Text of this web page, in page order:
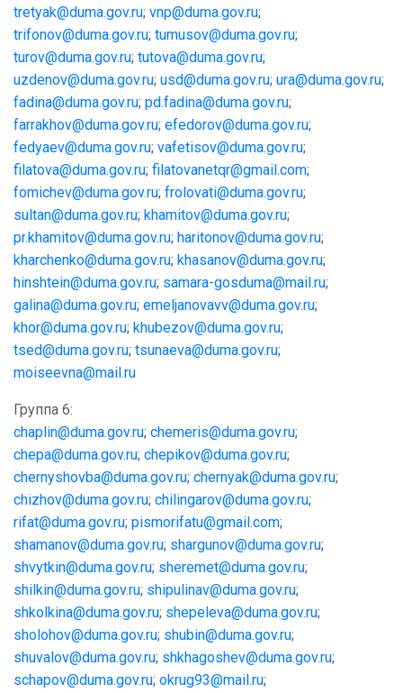
tretyak@duma.gov.ru; vnp@duma.gov.ru;
trifonov@duma.gov.ru; tumusov@duma.gov.ru;
turov@duma.gov.ru; tutova@duma.gov.ru;
uzdenov@duma.gov.ru; usd@duma.gov.ru; ura@duma.gov.ru;
fadina@duma.gov.ru; pd.fadina@duma.gov.ru;
farrakhov@duma.gov.ru; efedorov@duma.gov.ru;
fedyaev@duma.gov.ru; vafetisov@duma.gov.ru;
filatova@duma.gov.ru; filatovanetqr@gmail.com;
fomichev@duma.gov.ru; frolovati@duma.gov.ru;
sultan@duma.gov.ru; khamitov@duma.gov.ru;
pr.khamitov@duma.gov.ru; haritonov@duma.gov.ru;
kharchenko@duma.gov.ru; khasanov@duma.gov.ru;
hinshtein@duma.gov.ru; samara-gosduma@mail.ru;
galina@duma.gov.ru; emeljanovavv@duma.gov.ru;
khor@duma.gov.ru; khubezov@duma.gov.ru;
tsed@duma.gov.ru; tsunaeva@duma.gov.ru;
moiseevna@mail.ru
Группа 6:
chaplin@duma.gov.ru; chemeris@duma.gov.ru;
chepa@duma.gov.ru; chepikov@duma.gov.ru;
chernyshovba@duma.gov.ru; chernyak@duma.gov.ru;
chizhov@duma.gov.ru; chilingarov@duma.gov.ru;
rifat@duma.gov.ru; pismorifatu@gmail.com;
shamanov@duma.gov.ru; shargunov@duma.gov.ru;
shvytkin@duma.gov.ru; sheremet@duma.gov.ru;
shilkin@duma.gov.ru; shipulinav@duma.gov.ru;
shkolkina@duma.gov.ru; shepeleva@duma.gov.ru;
sholohov@duma.gov.ru; shubin@duma.gov.ru;
shuvalov@duma.gov.ru; shkhagoshev@duma.gov.ru;
schapov@duma.gov.ru; okrug93@mail.ru;